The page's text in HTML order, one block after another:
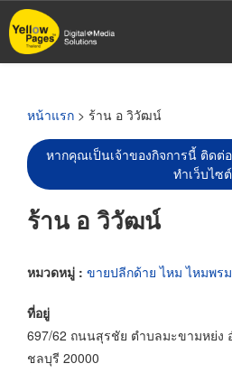
ข้าม
ไป
หน้าแรก > ร้าน อ วิวัฒน์
หากคุณเป็นเจ้าของกิจการนี้ ติดต่
ทำเว็บไซต์
ร้าน อ วิวัฒน์
หมวดหมู่ : ขายปลีกด้าย ไหม ไหมพรม
ที่อยู่
697/62 ถนนสุรชัย ตำบลมะขามหย่ง
ชลบุรี 20000